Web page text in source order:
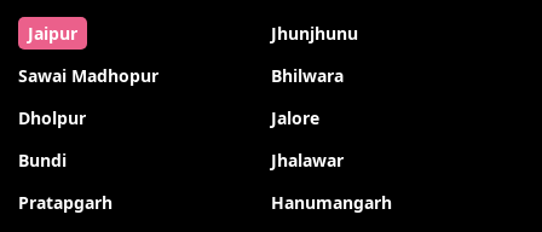
Jaipur
Jhunjhunu
Sawai Madhopur
Bhilwara
Dholpur
Jalore
Bundi
Jhalawar
Pratapgarh
Hanumangarh